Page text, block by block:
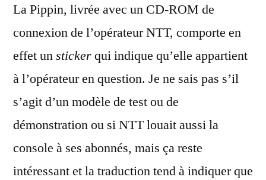
La Pippin, livrée avec un CD-ROM de
connexion de l’opérateur NTT, comporte en
effet unstickerqui indique qu’elle appartient
à l’opérateur en question. Je ne sais pas s’il
s’agit d’un modèle de test ou de
démonstration ou si NTT louait aussi la
console à ses abonnés, mais ça reste
intéressant et la traduction tend à indiquer que